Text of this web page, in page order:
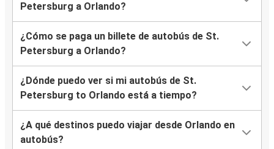
Petersburg a Orlando?
¿Cómo se paga un billete de autobús de St.
Petersburg a Orlando?
¿Dónde puedo ver si mi autobús de St.
Petersburg to Orlando está a tiempo?
¿A qué destinos puedo viajar desde Orlando en
autobús?